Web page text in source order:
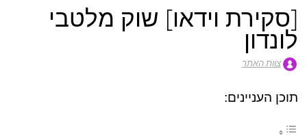
[סקירת וידאו] שוק מלטבי
לונדון
צוות האתר
תוכן העניינים: